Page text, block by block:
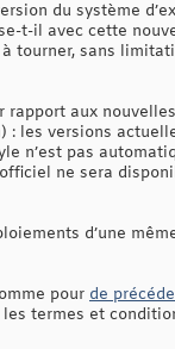
du système
t-il avec cette
sans
aux
les versions
n’est pas
ne sera
d’une
pour de
termes et